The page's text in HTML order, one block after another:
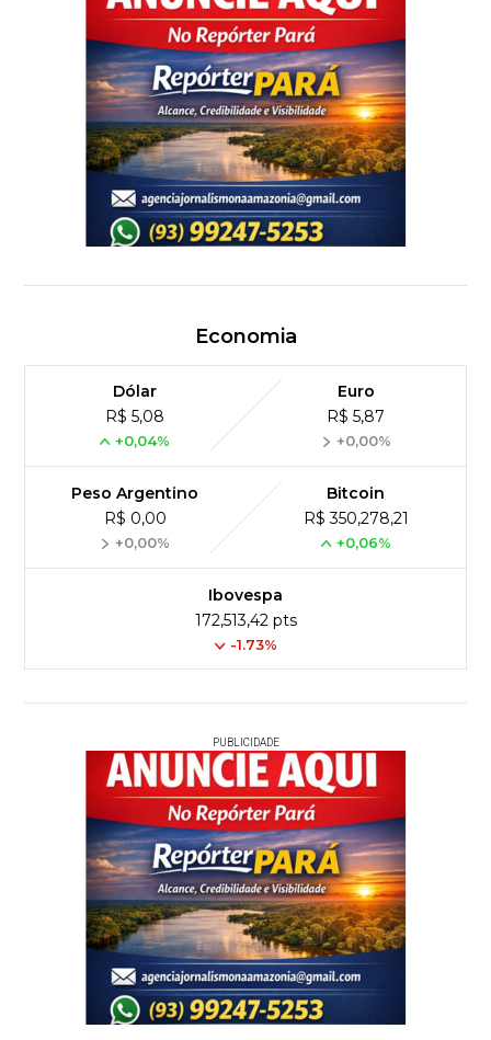
Economia
Dólar
R$ 5,08
+0,04%
Euro
R$ 5,87
+0,00%
Peso Argentino
R$ 0,00
+0,00%
Bitcoin
R$ 350,278,21
+0,06%
Ibovespa
172,513,42 pts
-1.73%
PUBLICIDADE